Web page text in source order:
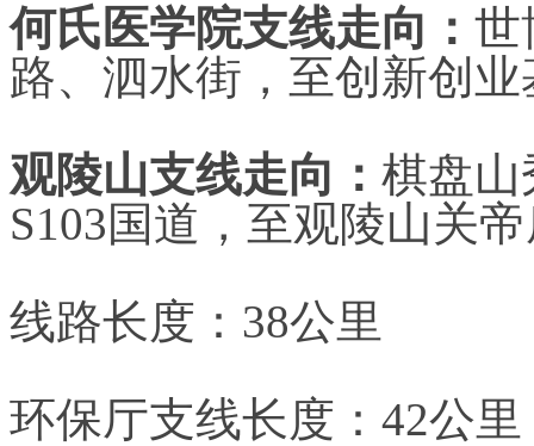
何氏医学院支线走向： 世
路、泗水街，至创新创
观陵山支线走向： 棋盘山
S103国道，至观陵山关
线路长度：38公里
环保厅支线长度：42公里